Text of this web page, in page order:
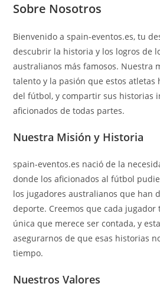
Sobre Nosotros
Bienvenido a spain-eventos.es, tu
descubrir la historia y los logros de
australianos más famosos. Nuestra
talento y la pasión que estos
del fútbol, y compartir sus historias
aficionados de todas partes.
Nuestra Misión y Historia
spain-eventos.es nació de la
donde los aficionados al fútbol
los jugadores australianos que han
deporte. Creemos que cada
única que merece ser contada, y
asegurarnos de que esas historias
tiempo.
Nuestros Valores